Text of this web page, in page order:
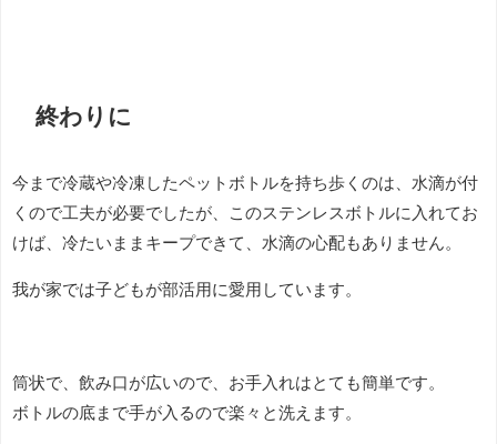
終わりに
今まで冷蔵や冷凍したペットボトルを持ち歩くのは、水滴が付
くので工夫が必要でしたが、このステンレスボトルに入れてお
けば、冷たいままキープできて、水滴の心配もありません。
我が家では子どもが部活用に愛用しています。
筒状で、飲み口が広いので、お手入れはとても簡単です。
ボトルの底まで手が入るので楽々と洗えます。